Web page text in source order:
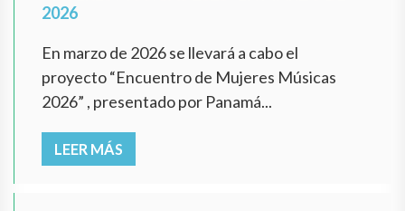
2026
En marzo de 2026 se llevará a cabo el
proyecto “Encuentro de Mujeres Músicas
2026” , presentado por Panamá...
LEER MÁS